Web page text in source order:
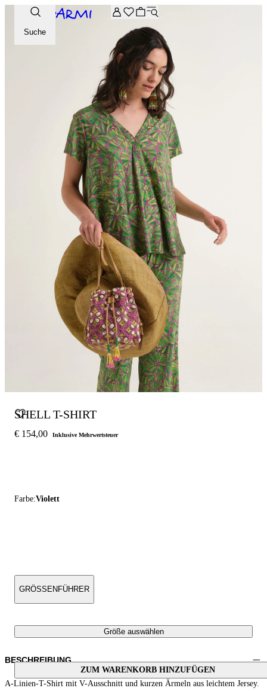
Zusätzliche -20 % Rabatt auf die Archive-Auswahl. Geben Sie
Suche
SHELL T-SHIRT
€ 154,00 Inklusive Mehrwertsteuer
Farbe:Violett
GRÖSSENFÜHRER
Größe auswählen
ZUM WARENKORB HINZUFÜGEN
BESCHREIBUNG
A-Linien-T-Shirt mit V-Ausschnitt und kurzen Ärmeln aus leichtem Jersey.